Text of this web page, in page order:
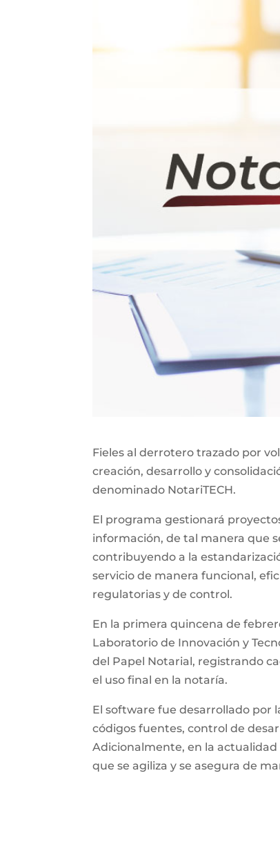
Fieles al derrotero trazado por
creación, desarrollo y
denominado NotariTECH.
El programa gestionará
información, de tal manera que
contribuyendo a la
servicio de manera funcional,
regulatorias y de control.
En la primera quincena de
Laboratorio de Innovación y
del Papel Notarial, registrando
el uso final en la notaría.
El software fue desarrollado por
códigos fuentes, control de
Adicionalmente, en la
que se agiliza y se asegura de